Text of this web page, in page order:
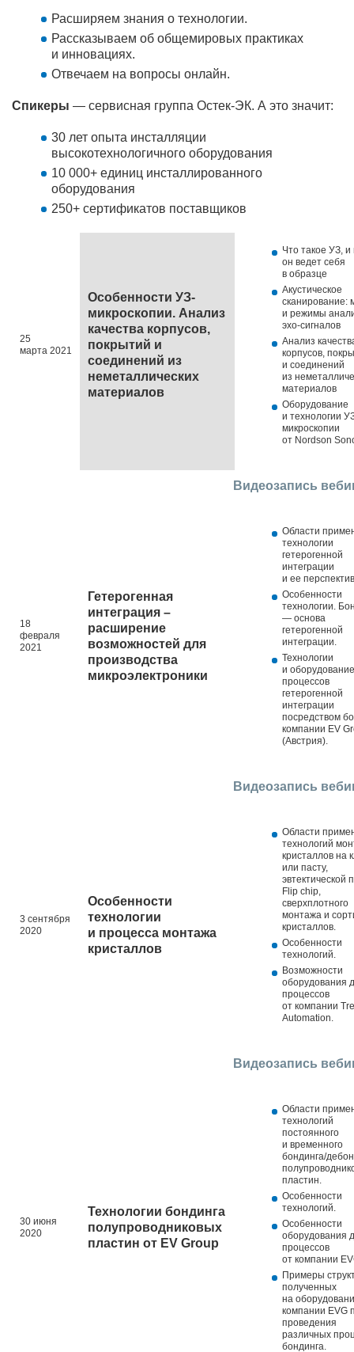
Расширяем знания о технологии.
Рассказываем об общемировых практиках
и инновациях.
Отвечаем на вопросы онлайн.
Спикеры — сервисная группа Остек-ЭК. А это значит:
30 лет опыта инсталляции
высокотехнологичного оборудования
10 000+ единиц инсталлированного
оборудования
250+ сертификатов поставщиков
25
марта 2021
Особенности УЗ-
микроскопии. Анализ
качества корпусов,
покрытий и
соединений из
неметаллических
материалов
Что такое УЗ, и
он ведет себя
в образце
Акустическое
сканирование:
и режимы
эхо-сигналов
Анализ
корпусов,
и соединений
из
материалов
Оборудование
и технологии
микроскопии
от Nordson
Видеозапись
18
февраля
2021
Гетерогенная
интеграция –
расширение
возможностей для
производства
микроэлектроники
Области
технологии
гетерогенной
интеграции
и ее
Особенности
технологии.
― основа
гетерогенной
интеграции.
Технологии
и
процессов
гетерогенной
интеграции
посредством
компании EV
(Австрия).
Видеозапись
3 сентября
2020
Особенности
технологии
и процесса монтажа
кристаллов
Области
технологий
кристаллов на
или пасту,
эвтектической
Flip chip,
сверхплотного
монтажа и
кристаллов.
Особенности
технологий.
Возможности
оборудования
процессов
от компании
Automation.
Видеозапись
30 июня
2020
Технологии бондинга
полупроводниковых
пластин от EV Group
Области
технологий
постоянного
и временного
бондинга/
пластин.
Особенности
технологий.
Особенности
оборудования
процессов
от компании
Примеры
полученных
на
компании EVG
проведения
различных
бондинга.